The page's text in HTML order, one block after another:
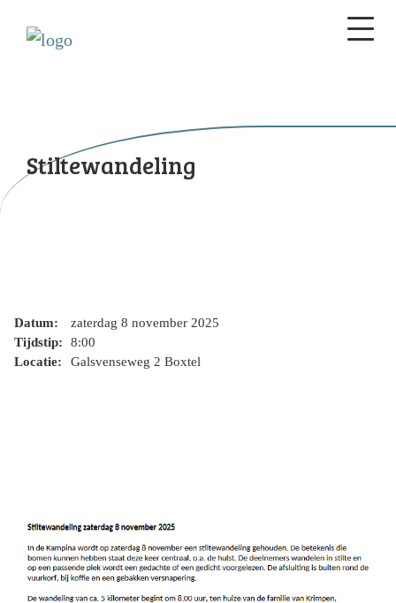
Stiltewandeling
Datum:
zaterdag 8 november 2025
Tijdstip: 8:00
Locatie:
Galsvenseweg 2 Boxtel